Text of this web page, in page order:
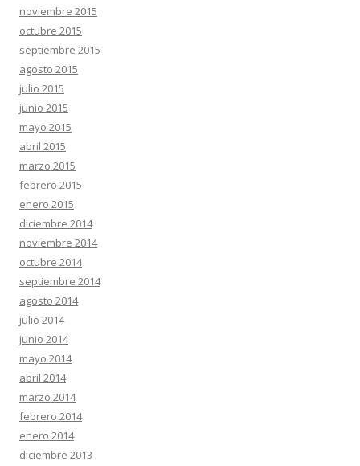
noviembre 2015
octubre 2015
septiembre 2015
agosto 2015
julio 2015
junio 2015
mayo 2015
abril 2015
marzo 2015
febrero 2015
enero 2015
diciembre 2014
noviembre 2014
octubre 2014
septiembre 2014
agosto 2014
julio 2014
junio 2014
mayo 2014
abril 2014
marzo 2014
febrero 2014
enero 2014
diciembre 2013